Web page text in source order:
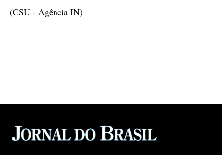
(CSU - Agência IN)